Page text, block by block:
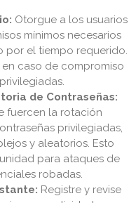
Otorgue a los usuarios
mínimos necesarios
por el tiempo requerido.
caso de compromiso
de Contraseñas:
fuercen la rotación
privilegiadas,
y aleatorios. Esto
para ataques de
robadas.
Registre y revise